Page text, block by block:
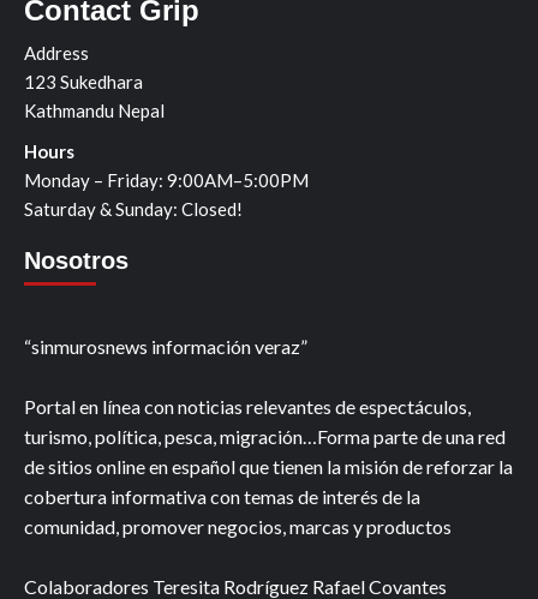
Contact Grip
Address
123 Sukedhara
Kathmandu Nepal
Hours
Monday – Friday: 9:00AM–5:00PM
Saturday & Sunday: Closed!
Nosotros
“sinmurosnews información veraz”
Portal en línea con noticias relevantes de espectáculos,
turismo, política, pesca, migración…Forma parte de una red
de sitios online en español que tienen la misión de reforzar la
cobertura informativa con temas de interés de la
comunidad, promover negocios, marcas y productos
Colaboradores Teresita Rodríguez Rafael Covantes